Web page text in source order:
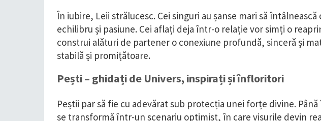
În iubire, Leii strălucesc. Cei singuri au șanse mari să întâlnească
echilibru și pasiune. Cei aflați deja într-o relație vor simți o
construi alături de partener o conexiune profundă, sinceră și
stabilă și promițătoare.
Pești – ghidați de Univers, inspirați și înfloritori
Peștii par să fie cu adevărat sub protecția unei forțe divine.
se transformă într-un scenariu optimist, în care visurile devin